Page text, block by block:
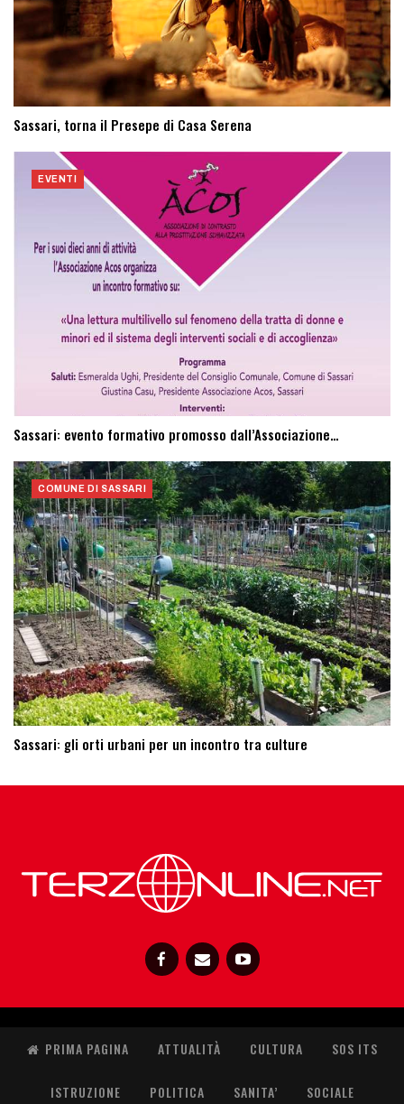
Sassari, torna il Presepe di Casa Serena
EVENTI
Sassari: evento formativo promosso dall’Associazione…
COMUNE DI SASSARI
Sassari: ​gli orti urbani per un incontro tra culture
PRIMA PAGINA ATTUALITÀ CULTURA SOS ITS
ISTRUZIONE POLITICA SANITA’ SOCIALE